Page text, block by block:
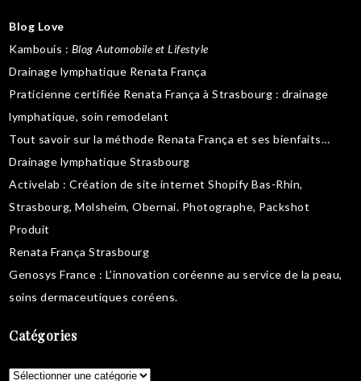
Blog Love
Kambouis : Blog Automobile et Lifestyle
Drainage lymphatique Renata França
Praticienne certifiée Renata França à Strasbourg : drainage
lymphatique, soin remodelant
Tout savoir sur la méthode Renata França et ses bienfaits…
Drainage lymphatique Strasbourg
Activelab : Création de site internet Shopify Bas-Rhin,
Strasbourg, Molsheim, Obernai. Photographe, Packshot
Produit
Renata França Strasbourg
Genosys France : L’innovation coréenne au service de la peau,
soins dermaceutiques coréens.
Catégories
Catégories